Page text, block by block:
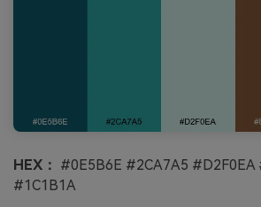
HEX： #0E5B6E #2CA7A5 #D2F0EA
#1C1B1A